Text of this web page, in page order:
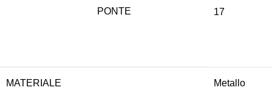
PONTE 17
MATERIALE Metallo